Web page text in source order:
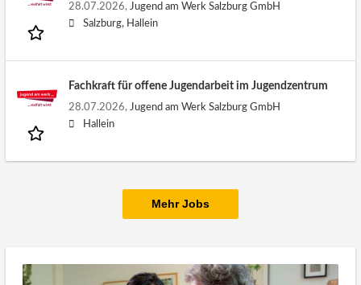
28.07.2026, Jugend am Werk Salzburg GmbH
Salzburg, Hallein
Fachkraft für offene Jugendarbeit im Jugendzentrum
28.07.2026, Jugend am Werk Salzburg GmbH
Hallein
Mehr Jobs